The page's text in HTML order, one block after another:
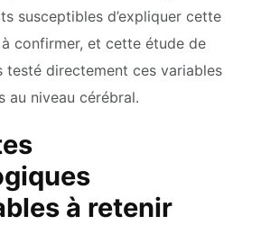
susceptibles d’expliquer cette
confirmer, et cette étude de
testé directement ces variables
au niveau cérébral.
à retenir